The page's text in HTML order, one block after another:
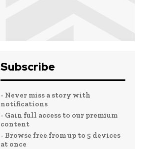
Subscribe
- Never miss a story with
notifications
- Gain full access to our premium
content
- Browse free from up to 5 devices
at once